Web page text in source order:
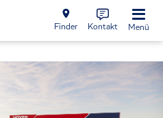
Finder Kontakt Menü